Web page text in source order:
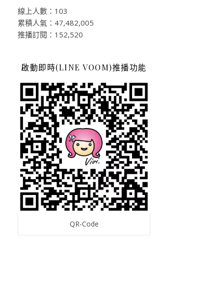
線上人數：103
累積人氣：47,482,005
推播訂閱：152,520
啟動即時(LINE VOOM)推播功能
QR-Code